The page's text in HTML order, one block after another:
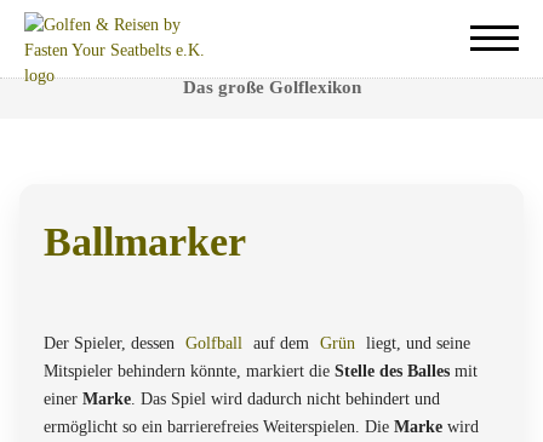
Ballmarker
Das große Golflexikon
Ballmarker
Der Spieler, dessen Golfball auf dem Grün liegt, und seine
Mitspieler behindern könnte, markiert die Stelle des Balles mit
einer Marke. Das Spiel wird dadurch nicht behindert und
ermöglicht so ein barrierefreies Weiterspielen. Die Marke wird